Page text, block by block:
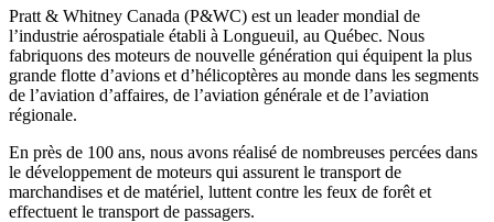
Pratt & Whitney Canada (P&WC) est un leader mondial de
l’industrie aérospatiale établi à Longueuil, au Québec. Nous
fabriquons des moteurs de nouvelle génération qui équipent la plus
grande flotte d’avions et d’hélicoptères au monde dans les segments
de l’aviation d’affaires, de l’aviation générale et de l’aviation
régionale.
En près de 100 ans, nous avons réalisé de nombreuses percées dans
le développement de moteurs qui assurent le transport de
marchandises et de matériel, luttent contre les feux de forêt et
effectuent le transport de passagers.